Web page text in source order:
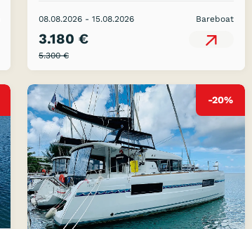
08.08.2026 - 15.08.2026 Bareboat
5.300 €
3.180 €
-20%